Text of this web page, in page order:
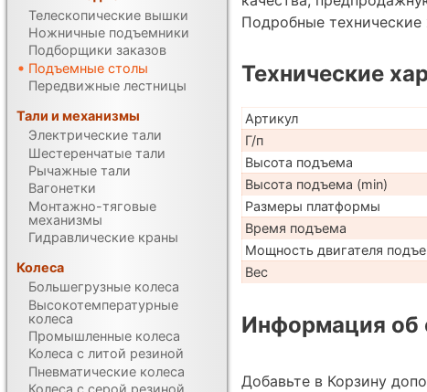
Подробные
Технические
Артикул
Г/п
Высота подъема
Высота подъема (min)
Размеры платформы
Время подъема
Мощность двигателя
Вес
Информация об
Добавьте в Корзину
Телескопические вышки
Ножничные подъемники
Подборщики заказов
Подъемные столы
Передвижные лестницы
Тали и механизмы
Электрические тали
Шестеренчатые тали
Рычажные тали
Вагонетки
Монтажно-тяговые
механизмы
Гидравлические краны
Колеса
Большегрузные колеса
Высокотемпературные
колеса
Промышленные колеса
Колеса с литой резиной
Пневматические колеса
Колеса с серой резиной